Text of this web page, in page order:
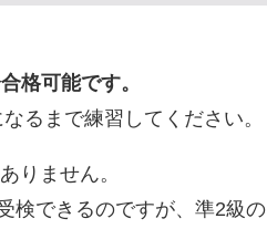
格可能です。
るまで練習してください。
りません。
検できるのですが、準2級の